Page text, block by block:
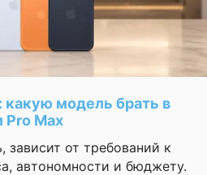
какую модель брать в
Pro Max
зависит от требований к
автономности и бюджету.